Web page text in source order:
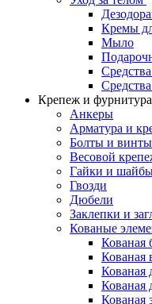
Кремы
Мыло
Крепеж и фурнитура
Анкеры
Арматура и
Болты и винты
Весовой
Гайки и
Гвозди
Дюбели
Заклепки и
Кованые
Кованая
Кованая
Кованая
Кованая
Кованая